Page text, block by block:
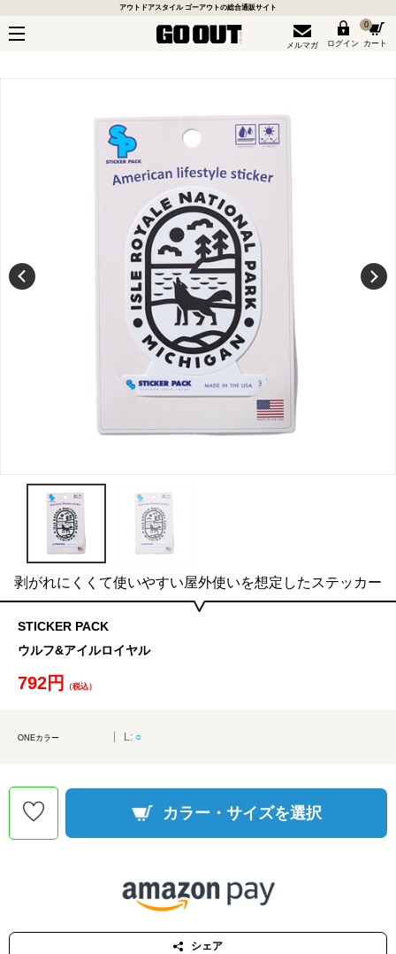
アウトドアスタイル ゴーアウトの総合通販サイト
メルマガ ログイン
0
カート
剥がれにくくて使いやすい屋外使いを想定したステッカー
STICKER PACK
ウルフ&アイルロイヤル
792円 （税込）
ONEカラー L: ○
カラー・サイズを選択
シェア